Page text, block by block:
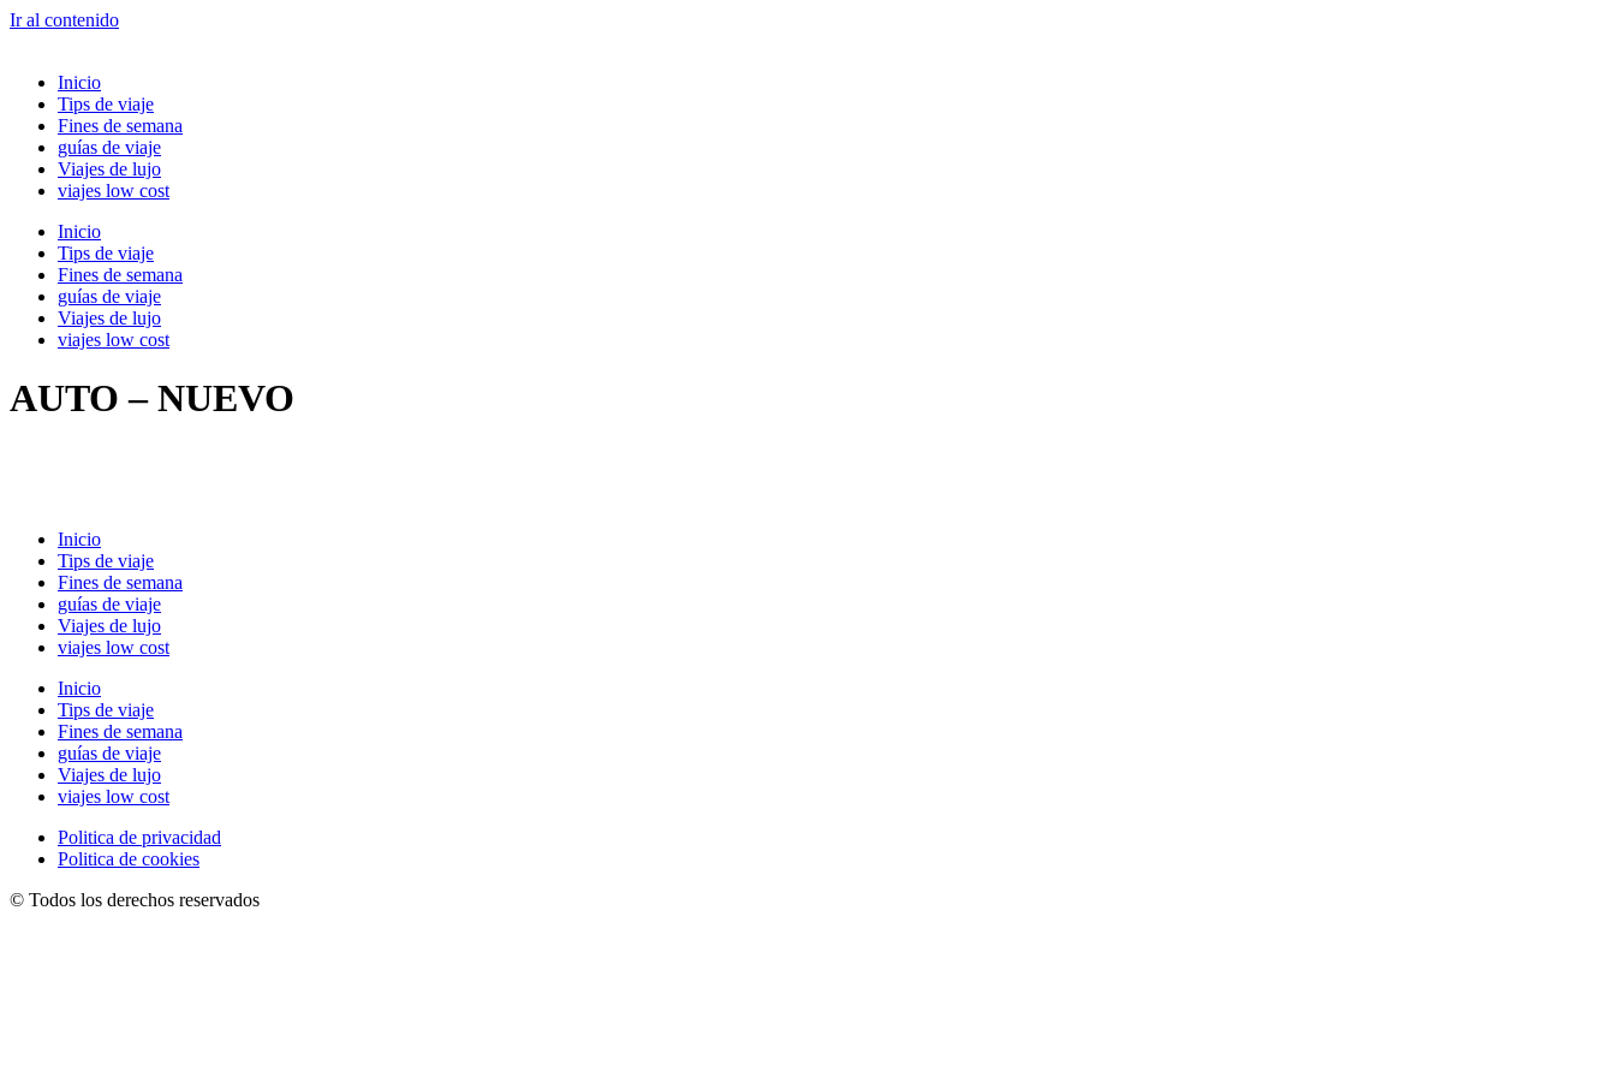
Ir al contenido
Inicio
Tips de viaje
Fines de semana
guías de viaje
Viajes de lujo
viajes low cost
Inicio
Tips de viaje
Fines de semana
guías de viaje
Viajes de lujo
viajes low cost
AUTO – NUEVO
Inicio
Tips de viaje
Fines de semana
guías de viaje
Viajes de lujo
viajes low cost
Inicio
Tips de viaje
Fines de semana
guías de viaje
Viajes de lujo
viajes low cost
Politica de privacidad
Politica de cookies
© Todos los derechos reservados